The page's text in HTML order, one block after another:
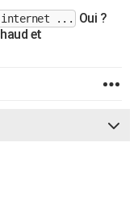
internet ...
Oui ?
et